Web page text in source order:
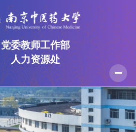
党委教师工作部
人力资源处